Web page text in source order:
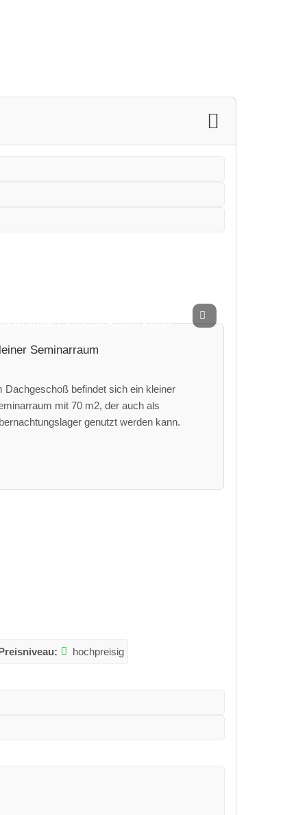
Seminarraum
Dachgeschoß befindet sich ein kleiner
mit 70 m2, der auch als
genutzt werden kann.
hochpreisig